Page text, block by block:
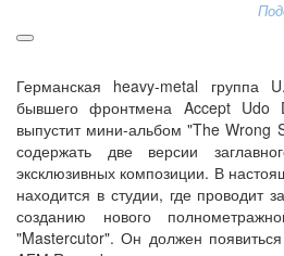
Германская heavy-metal группа
бывшего фронтмена Accept Udo
выпустит мини-альбом "The Wrong
содержать две версии
эксклюзивных композиции. В
находится в студии, где проводит
созданию нового
"Mastercutor". Он должен